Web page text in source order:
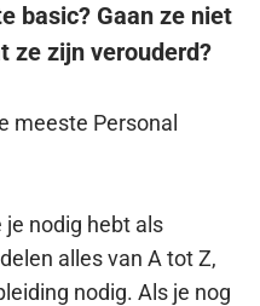
basic? Gaan ze niet
ze zijn verouderd?
meeste Personal
je nodig hebt als
alles van A tot Z,
nodig. Als je nog